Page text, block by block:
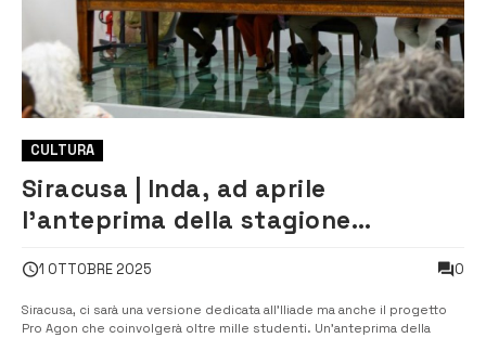
CULTURA
Siracusa | Inda, ad aprile
l’anteprima della stagione
1 OTTOBRE 2025 0
Siracusa, ci sarà una versione dedicata all’Iliade ma anche il progetto
Pro Agon che coinvolgerà oltre mille studenti. Un’anteprima della